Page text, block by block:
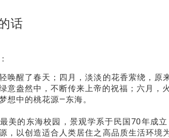
话
唤醒了春天；四月，淡淡的花香萦绕，原
意盎然中，不断传来上帝的祝福；六月，
想中的桃花源—东海。
美的东海校园，景观学系于民国70年成
，以创造适合人类居住之高品质生活环境